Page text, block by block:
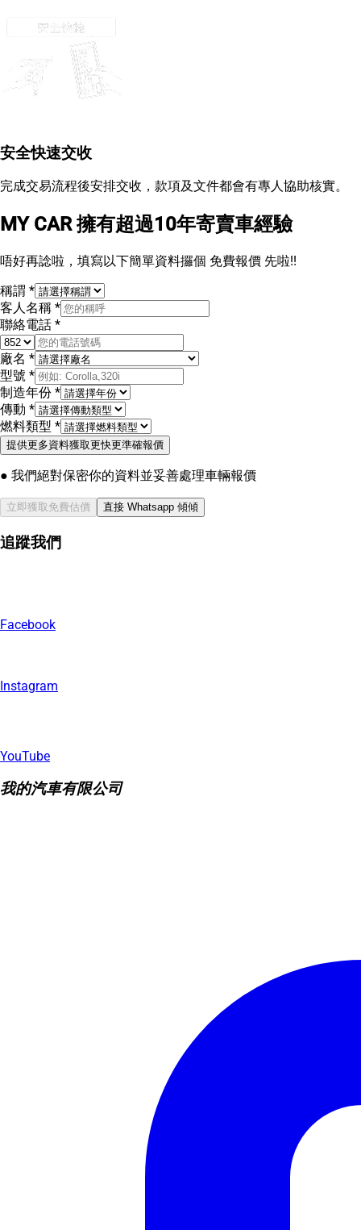
安全快速交收
完成交易流程後安排交收，款項及文件都會有專人協助核實。
MY CAR 擁有超過10年寄賣車經驗
唔好再諗啦，填寫以下簡單資料攞個 免費報價 先啦!!
稱謂 *
客人名稱 *
聯絡電話 *
廠名 *
型號 *
制造年份 *
傳動 *
燃料類型 *
提供更多資料獲取更快更準確報價
● 我們絕對保密你的資料並妥善處理車輛報價
立即獲取免費估價 直接 Whatsapp 傾傾
追蹤我們
Facebook
Instagram
YouTube
我的汽車有限公司